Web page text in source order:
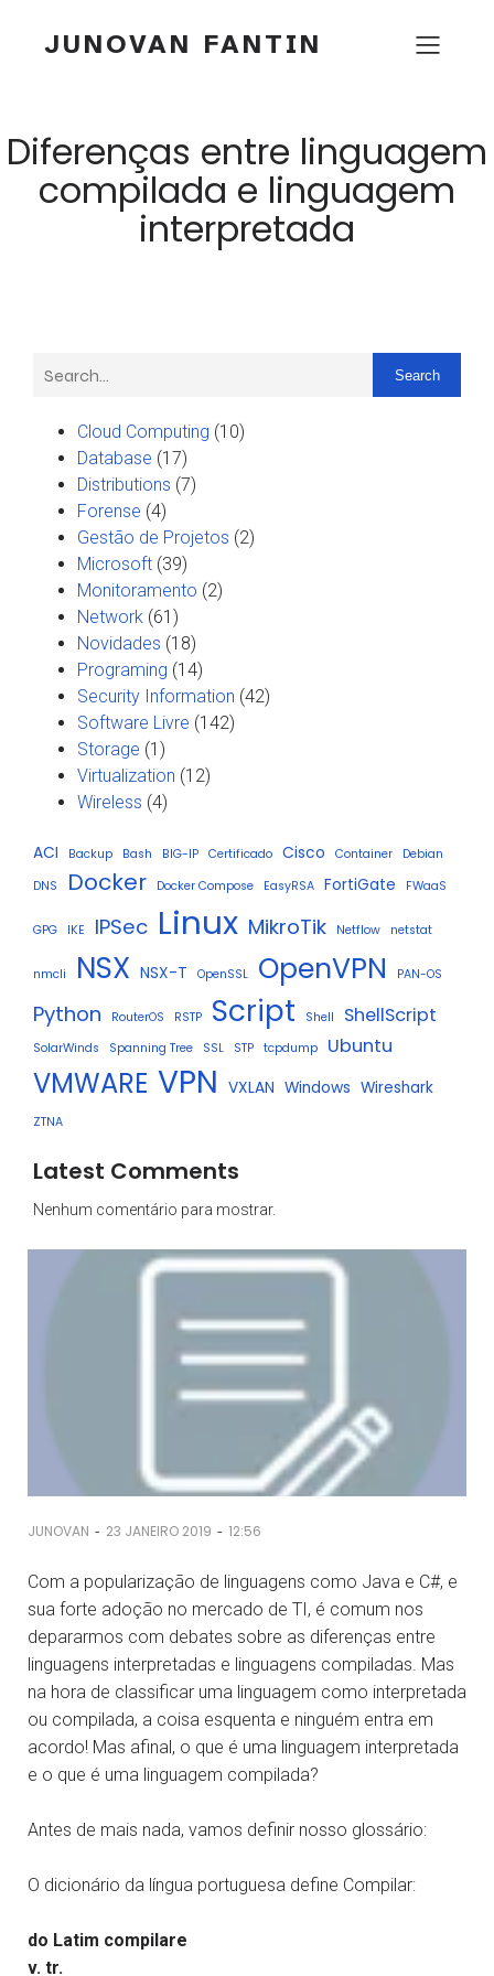
JUNOVAN FANTIN
Diferenças entre linguagem
compilada e linguagem
interpretada
Search
Cloud Computing (10)
Database (17)
Distributions (7)
Forense (4)
Gestão de Projetos (2)
Microsoft (39)
Monitoramento (2)
Network (61)
Novidades (18)
Programing (14)
Security Information (42)
Software Livre (142)
Storage (1)
Virtualization (12)
Wireless (4)
ACI Backup Bash BIG-IP Certificado Cisco Container
Debian
DNS
Docker Docker Compose EasyRSA FortiGate FWaaS
GPG IKE IPSec Linux MikroTik Netflow netstat
nmcli NSX NSX-T OpenSSL OpenVPN PAN-OS
Python RouterOS RSTP Script Shell ShellScript
SolarWinds Spanning Tree SSL STP tcpdump Ubuntu
VMWARE VPN VXLAN Windows Wireshark
ZTNA
Latest Comments
Nenhum comentário para mostrar.
JUNOVAN - 23 JANEIRO 2019 - 12:56
Com a popularização de linguagens como Java e C#, e
sua forte adoção no mercado de TI, é comum nos
depararmos com debates sobre as diferenças entre
linguagens interpretadas e linguagens compiladas. Mas
na hora de classificar uma linguagem como interpretada
ou compilada, a coisa esquenta e ninguém entra em
acordo! Mas afinal, o que é uma linguagem interpretada
e o que é uma linguagem compilada?
Antes de mais nada, vamos definir nosso glossário:
O dicionário da língua portuguesa define Compilar:
do Latim compilare
v. tr.